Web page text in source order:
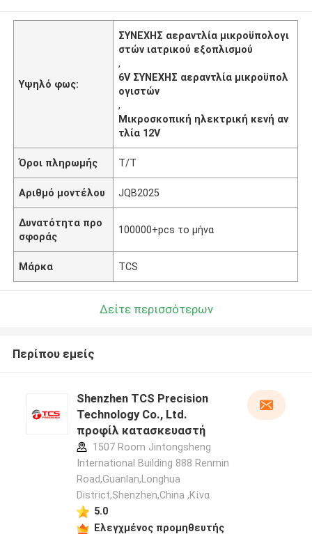
Υψηλό φως:
ΣΥΝΕΧΗΣ αεραντλία μικροϋπολογι
στών ιατρικού εξοπλισμού
,
6V ΣΥΝΕΧΗΣ αεραντλία μικροϋπολ
ογιστών
,
Μικροσκοπική ηλεκτρική κενή αν
τλία 12V
Όροι πληρωμής T/T
Αριθμό μοντέλου JQB2025
Δυνατότητα προ
σφοράς
100000+pcs το μήνα
Μάρκα TCS
Δείτε περισσότερων
Περίπου εμείς
Shenzhen TCS Precision
Technology Co., Ltd.
προφίλ κατασκευαστή
1507 Room Jintongsheng
International Building 888 Renmin
Road,Guanlan,Longhua
District,Shenzhen,China ,Κίνα
5.0
Ελεγχμένος προμηθευτής